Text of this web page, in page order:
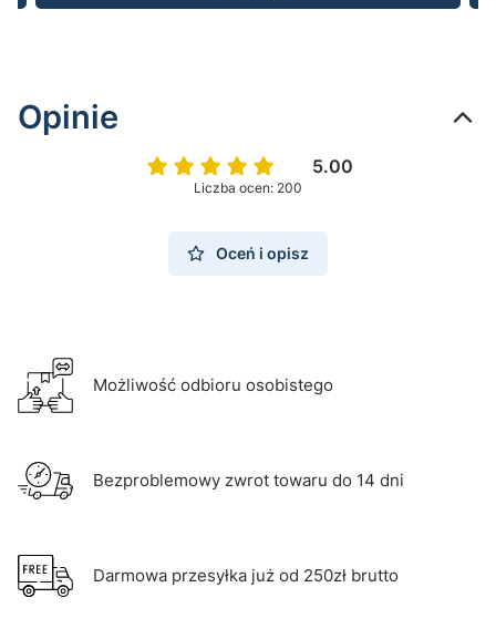
Opinie
5.00
Liczba ocen: 200
Oceń i opisz
Możliwość odbioru osobistego
Bezproblemowy zwrot towaru do 14 dni
Darmowa przesyłka już od 250zł brutto